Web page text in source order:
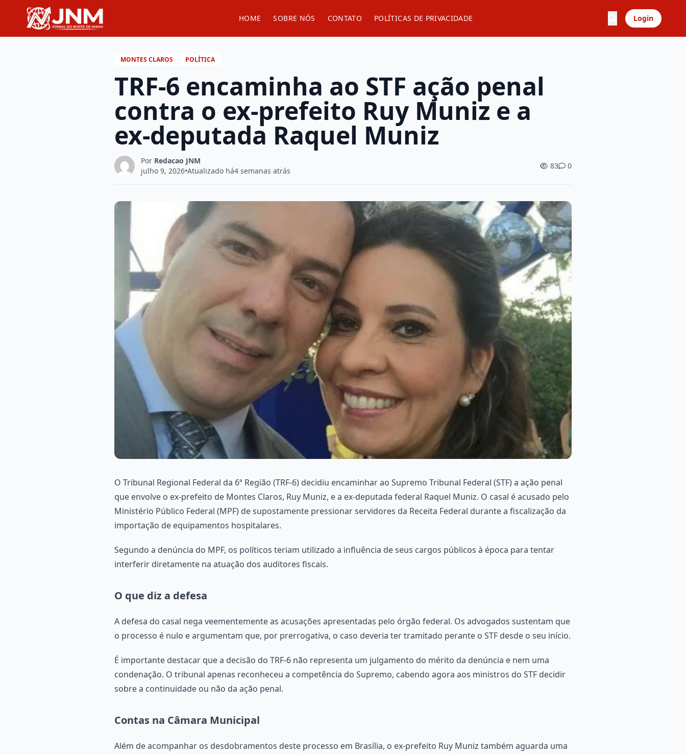
HOME SOBRE NÓS CONTATO POLÍTICAS DE PRIVACIDADE Login
MONTES CLAROS POLÍTICA
TRF-6 encaminha ao STF ação penal
contra o ex-prefeito Ruy Muniz e a
ex-deputada Raquel Muniz
Por Redacao JNM
julho 9, 2026•Atualizado há4 semanas atrás
83 0
O Tribunal Regional Federal da 6ª Região (TRF-6) decidiu encaminhar ao Supremo Tribunal Federal (STF) a ação penal
que envolve o ex-prefeito de Montes Claros, Ruy Muniz, e a ex-deputada federal Raquel Muniz. O casal é acusado pelo
Ministério Público Federal (MPF) de supostamente pressionar servidores da Receita Federal durante a fiscalização da
importação de equipamentos hospitalares.
Segundo a denúncia do MPF, os políticos teriam utilizado a influência de seus cargos públicos à época para tentar
interferir diretamente na atuação dos auditores fiscais.
O que diz a defesa
A defesa do casal nega veementemente as acusações apresentadas pelo órgão federal. Os advogados sustentam que
o processo é nulo e argumentam que, por prerrogativa, o caso deveria ter tramitado perante o STF desde o seu início.
É importante destacar que a decisão do TRF-6 não representa um julgamento do mérito da denúncia e nem uma
condenação. O tribunal apenas reconheceu a competência do Supremo, cabendo agora aos ministros do STF decidir
sobre a continuidade ou não da ação penal.
Contas na Câmara Municipal
Além de acompanhar os desdobramentos deste processo em Brasília, o ex-prefeito Ruy Muniz também aguarda uma